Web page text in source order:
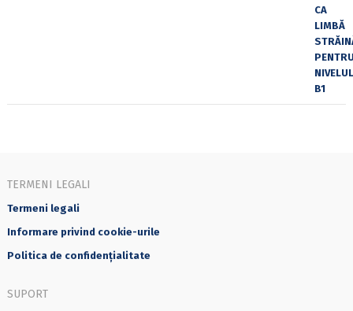
TERMENI LEGALI
Termeni legali
Informare privind cookie-urile
Politica de confidențialitate
SUPORT